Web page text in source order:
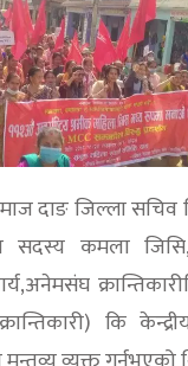
दाङ जिल्ला सचिव
सदस्य कमला
कि